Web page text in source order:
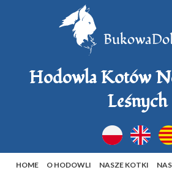
Hodowla Kotów
Leśnych
HOME O HODOWLI NASZE KOTKI